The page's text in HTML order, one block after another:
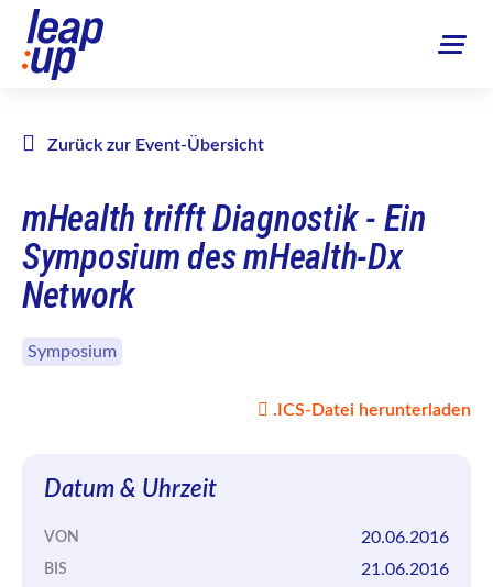
Zurück zur Event-Übersicht
mHealth trifft Diagnostik - Ein
Symposium des mHealth-Dx
Network
Symposium
.ICS-Datei herunterladen
Datum & Uhrzeit
VON 20.06.2016
BIS 21.06.2016